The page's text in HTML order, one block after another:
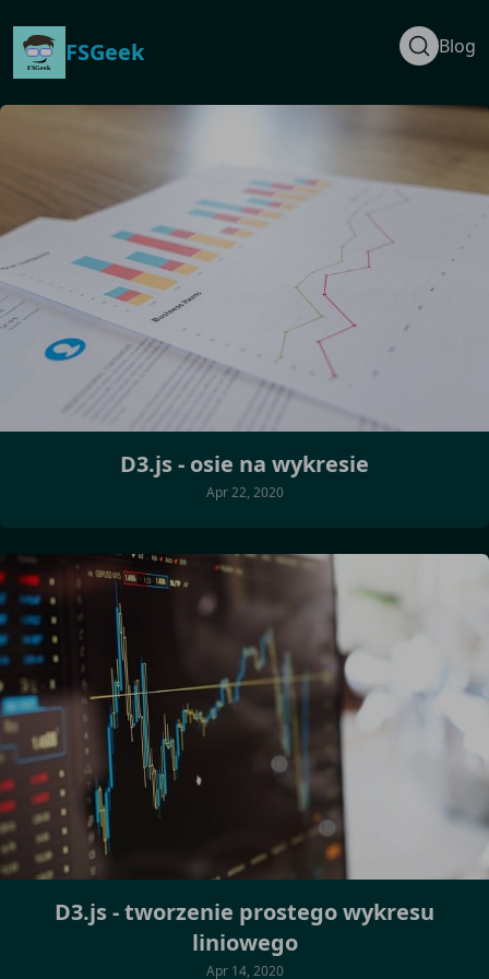
FSGeek Blog
D3.js - osie na wykresie
Apr 22, 2020
D3.js - tworzenie prostego wykresu
liniowego
Apr 14, 2020